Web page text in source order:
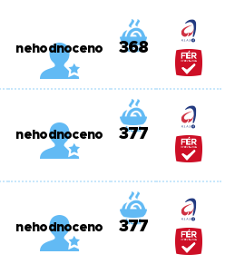
nehodnoceno 368
nehodnoceno 377
nehodnoceno 377